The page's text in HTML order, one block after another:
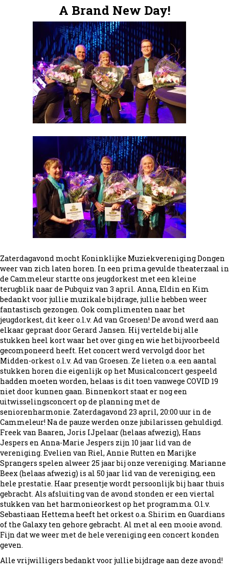
A Brand New Day!
Zaterdagavond mocht Koninklijke Muziekvereniging Dongen
weer van zich laten horen. In een prima gevulde theaterzaal in
de Cammeleur startte ons jeugdorkest met een kleine
terugblik naar de Pubquiz van 3 april. Anna, Eldin en Kim
bedankt voor jullie muzikale bijdrage, jullie hebben weer
fantastisch gezongen. Ook complimenten naar het
jeugdorkest, dit keer o.l.v. Ad van Groesen! De avond werd aan
elkaar gepraat door Gerard Jansen. Hij vertelde bij alle
stukken heel kort waar het over ging en wie het bijvoorbeeld
gecomponeerd heeft. Het concert werd vervolgd door het
Midden-orkest o.l.v. Ad van Groesen. Ze lieten o.a. een aantal
stukken horen die eigenlijk op het Musicalconcert gespeeld
hadden moeten worden, helaas is dit toen vanwege COVID 19
niet door kunnen gaan. Binnenkort staat er nog een
uitwisselingsconcert op de planning met de
seniorenharmonie. Zaterdagavond 23 april, 20:00 uur in de
Cammeleur! Na de pauze werden onze jubilarissen gehuldigd.
Freek van Baaren, Joris IJpelaar (helaas afwezig), Hans
Jespers en Anna-Marie Jespers zijn 10 jaar lid van de
vereniging. Evelien van Riel, Annie Rutten en Marijke
Sprangers spelen alweer 25 jaar bij onze vereniging. Marianne
Beex (helaas afwezig) is al 50 jaar lid van de vereniging, een
hele prestatie. Haar presentje wordt persoonlijk bij haar thuis
gebracht. Als afsluiting van de avond stonden er een viertal
stukken van het harmonieorkest op het programma. O.l.v.
Sebastiaan Hettema heeft het orkest o.a. Shirim en Guardians
of the Galaxy ten gehore gebracht. Al met al een mooie avond.
Fijn dat we weer met de hele vereniging een concert konden
geven.
Alle vrijwilligers bedankt voor jullie bijdrage aan deze avond!